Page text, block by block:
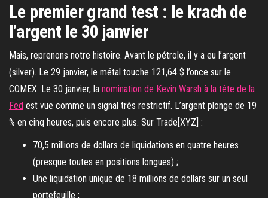
Le premier grand test : le krach de
l’argent le 30 janvier
Mais, reprenons notre histoire. Avant le pétrole, il y a eu l’argent
(silver). Le 29 janvier, le métal touche 121,64 $ l’once sur le
COMEX. Le 30 janvier, la nomination de Kevin Warsh à la tête de la
Fed est vue comme un signal très restrictif. L’argent plonge de 19
% en cinq heures, puis encore plus. Sur Trade[XYZ] :
70,5 millions de dollars de liquidations en quatre heures
(presque toutes en positions longues) ;
Une liquidation unique de 18 millions de dollars sur un seul
portefeuille ;